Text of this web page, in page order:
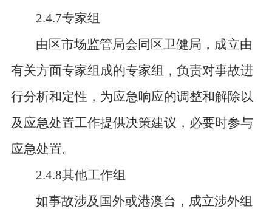
2.4.7专家组
由区市场监管局会同区卫健局，成立由
有关方面专家组成的专家组，负责对事故进
行分析和定性，为应急响应的调整和解除以
及应急处置工作提供决策建议，必要时参与
应急处置。
2.4.8其他工作组
如事故涉及国外或港澳台，成立涉外组